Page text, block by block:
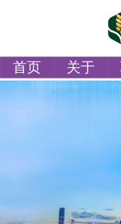
首页 关于